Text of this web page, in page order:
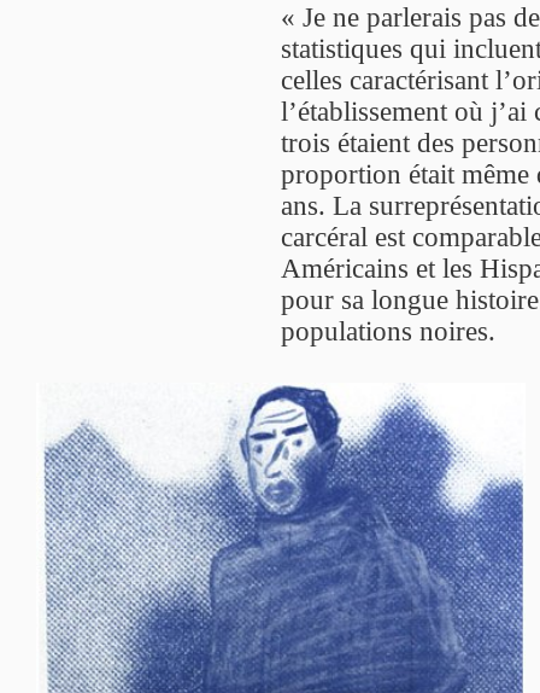
« Je ne parlerais pas
statistiques qui
celles caractérisant
l’établissement où
trois étaient des
proportion était même
ans. La
carcéral est
Américains et les
pour sa longue
populations noires.